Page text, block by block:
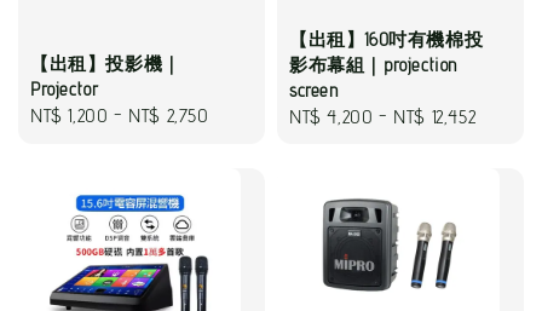
【出租】投影機｜
Projector
Regular
NT$ 1,200 - NT$ 2,750
【出租】160吋有機棉投
影布幕組｜projection
screen
Regular
NT$ 4,200 - NT$ 12,452